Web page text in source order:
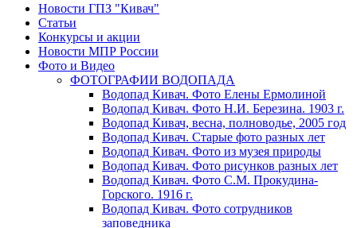
Новости ГПЗ "Кивач"
Статьи
Конкурсы и акции
Новости МПР России
Фото и Видео
ФОТОГРАФИИ ВОДОПАДА
Водопад Кивач. Фото Елены Ермолиной
Водопад Кивач. Фото Н.И. Березина. 1903 г.
Водопад Кивач, весна, полноводье, 2005 год
Водопад Кивач. Старые фото разных лет
Водопад Кивач. Фото из музея природы
Водопад Кивач. Фото рисунков разных лет
Водопад Кивач. Фото С.М. Прокудина-
Горского. 1916 г.
Водопад Кивач. Фото сотрудников
заповедника